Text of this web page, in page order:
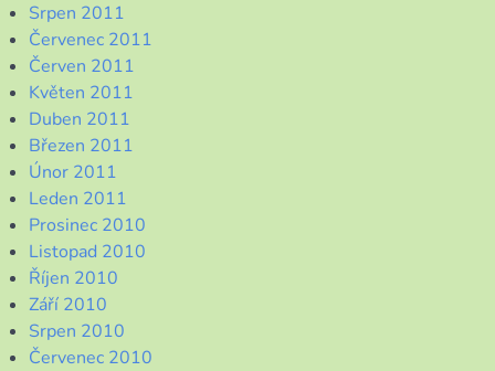
Srpen 2011
Červenec 2011
Červen 2011
Květen 2011
Duben 2011
Březen 2011
Únor 2011
Leden 2011
Prosinec 2010
Listopad 2010
Říjen 2010
Září 2010
Srpen 2010
Červenec 2010